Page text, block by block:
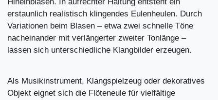
Hineinblasen. In aufrechter Haltung entsteht ein
erstaunlich realistisch klingendes Eulenheulen. Durch
Variationen beim Blasen – etwa zwei schnelle Töne
nacheinander mit verlängerter zweiter Tonlänge –
lassen sich unterschiedliche Klangbilder erzeugen.
Als Musikinstrument, Klangspielzeug oder dekoratives
Objekt eignet sich die Flöteneule für vielfältige